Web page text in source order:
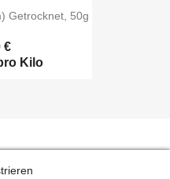
Getrocknet, 50g
€
Kilo